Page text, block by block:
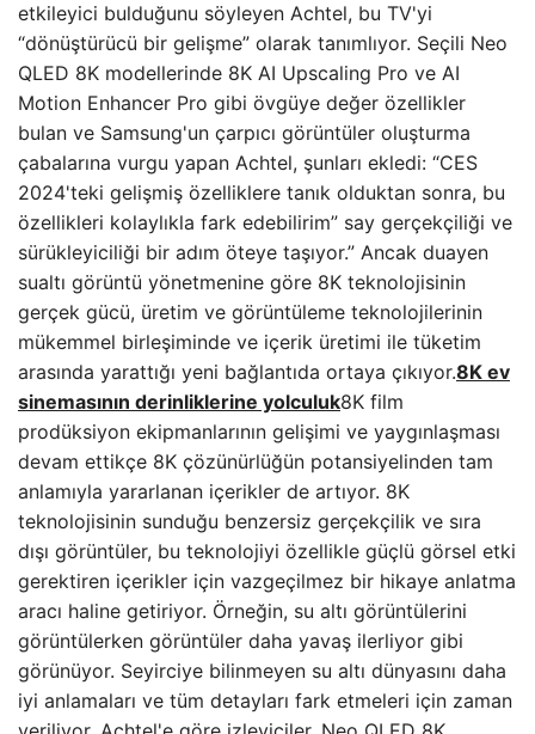
etkileyici bulduğunu söyleyen Achtel, bu TV'yi
“dönüştürücü bir gelişme” olarak tanımlıyor. Seçili Neo
QLED 8K modellerinde 8K AI Upscaling Pro ve AI
Motion Enhancer Pro gibi övgüye değer özellikler
bulan ve Samsung'un çarpıcı görüntüler oluşturma
çabalarına vurgu yapan Achtel, şunları ekledi: “CES
2024'teki gelişmiş özelliklere tanık olduktan sonra, bu
özellikleri kolaylıkla fark edebilirim” say gerçekçiliği ve
sürükleyiciliği bir adım öteye taşıyor.” Ancak duayen
sualtı görüntü yönetmenine göre 8K teknolojisinin
gerçek gücü, üretim ve görüntüleme teknolojilerinin
mükemmel birleşiminde ve içerik üretimi ile tüketim
arasında yarattığı yeni bağlantıda ortaya çıkıyor.8K ev
sinemasının derinliklerine yolculuk8K film
prodüksiyon ekipmanlarının gelişimi ve yaygınlaşması
devam ettikçe 8K çözünürlüğün potansiyelinden tam
anlamıyla yararlanan içerikler de artıyor. 8K
teknolojisinin sunduğu benzersiz gerçekçilik ve sıra
dışı görüntüler, bu teknolojiyi özellikle güçlü görsel etki
gerektiren içerikler için vazgeçilmez bir hikaye anlatma
aracı haline getiriyor. Örneğin, su altı görüntülerini
görüntülerken görüntüler daha yavaş ilerliyor gibi
görünüyor. Seyirciye bilinmeyen su altı dünyasını daha
iyi anlamaları ve tüm detayları fark etmeleri için zaman